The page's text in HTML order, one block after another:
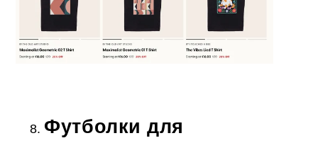
Футболки для